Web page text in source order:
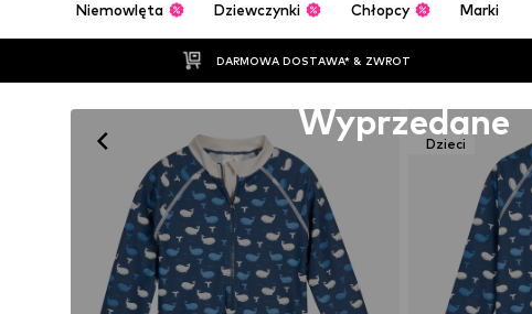
Niemowlęta Dziewczynki Chłopcy Marki
DARMOWA DOSTAWA* & ZWROT
Dzieci
Wyprzedane